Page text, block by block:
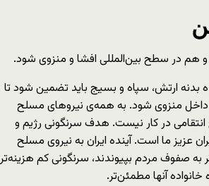
هم در سطح بین‌المللی افشا و منزوی شود.
بدنه ارتش، سپاه و بسیج باید تضمین شود تا
منزوی شود. به همه‌ی نیروهای مسلح
انتقامی در کار نیست. هدف سرنگونی رژیم و
عزیز ما است. آینده ایران به نیروی مسلح
به صفوف مردم بپیوندند، سرنگونی کم هزینه‌تر
آنها مطمئن‌تر.